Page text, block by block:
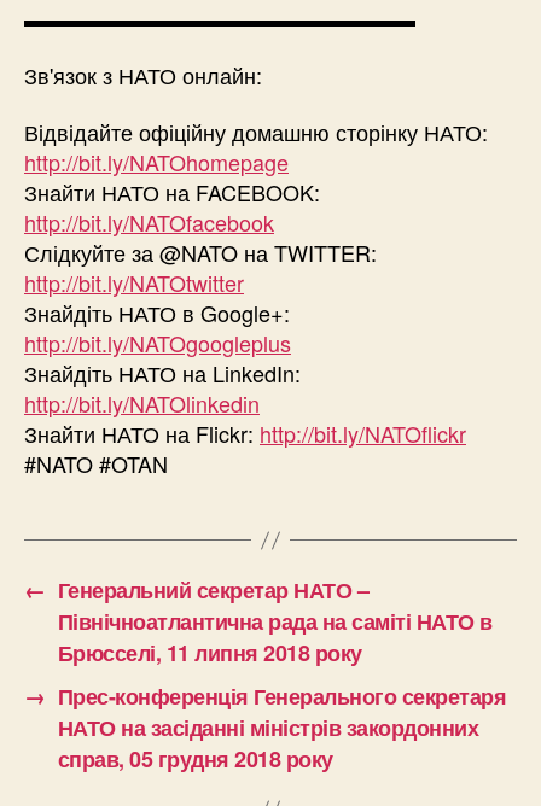
▬▬▬▬▬▬▬▬▬▬▬▬▬▬▬▬▬▬
Зв'язок з НАТО онлайн:
Відвідайте офіційну домашню сторінку НАТО:
http://bit.ly/NATOhomepage
Знайти НАТО на FACEBOOK:
http://bit.ly/NATOfacebook
Слідкуйте за @NATO на TWITTER:
http://bit.ly/NATOtwitter
Знайдіть НАТО в Google+:
http://bit.ly/NATOgoogleplus
Знайдіть НАТО на LinkedIn:
http://bit.ly/NATOlinkedin
Знайти НАТО на Flickr: http://bit.ly/NATOflickr
#NATO #OTAN
← Генеральний секретар НАТО –
Північноатлантична рада на саміті НАТО в
Брюсселі, 11 липня 2018 року
→ Прес-конференція Генерального секретаря
НАТО на засіданні міністрів закордонних
справ, 05 грудня 2018 року